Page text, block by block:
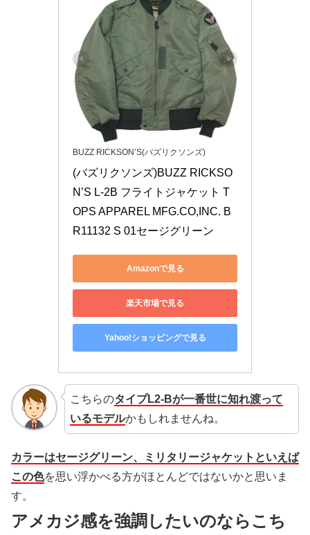
BUZZ RICKSON’S(バズリクソンズ)
(バズリクソンズ)BUZZ RICKSO
N’S L-2B フライトジャケット T
OPS APPAREL MFG.CO,INC. B
R11132 S 01セージグリーン
Amazonで見る
楽天市場で見る
Yahoo!ショッピングで見る
こちらのタイプL2-Bが一番世に知れ渡って
いるモデルかもしれませんね。
カラーはセージグリーン、ミリタリージャケットといえば
この色を思い浮かべる方がほとんどではないかと思いま
す。
アメカジ感を強調したいのならこち